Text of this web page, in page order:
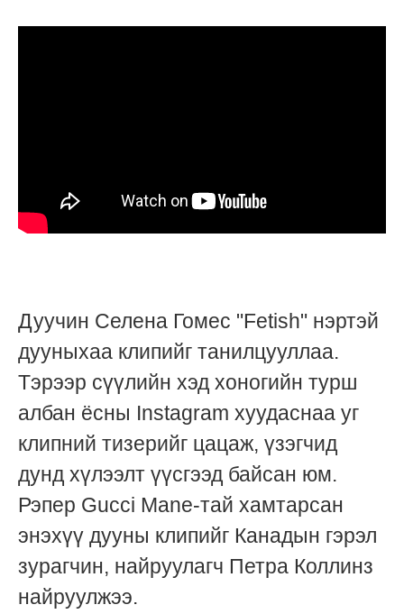
Дуучин Селена Гомес "Fetish" нэртэй
дууныхаа клипийг танилцууллаа.
Тэрээр сүүлийн хэд хоногийн турш
албан ёсны Instagram хуудаснаа уг
клипний тизерийг цацаж, үзэгчид
дунд хүлээлт үүсгээд байсан юм.
Рэпер Gucci Mane-тай хамтарсан
энэхүү дууны клипийг Канадын гэрэл
зурагчин, найруулагч Петра Коллинз
найруулжээ.